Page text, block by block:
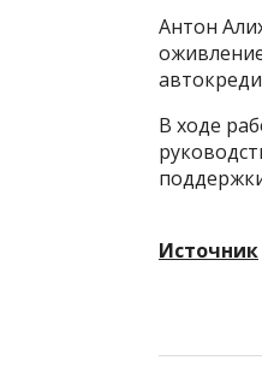
Антон
В ходе
Источник